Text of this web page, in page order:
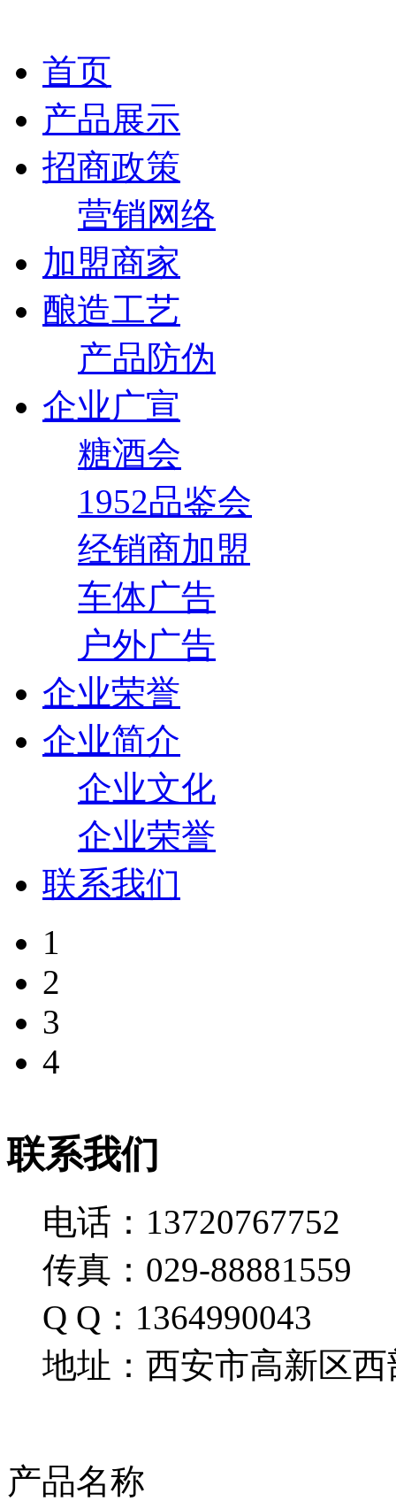
首页
产品展示
招商政策
营销网络
加盟商家
酿造工艺
产品防伪
企业广宣
糖酒会
1952品鉴会
经销商加盟
车体广告
户外广告
企业荣誉
企业简介
企业文化
企业荣誉
联系我们
1
2
3
4
联系我们
电话：13720767752
传真：029-88881559
Q Q：1364990043
地址：西安市高新区西
产品名称